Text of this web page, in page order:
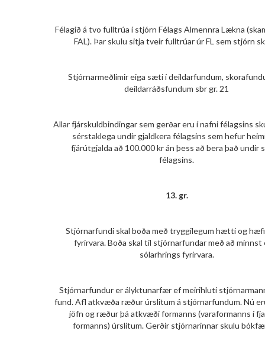
Félagið á tvo fulltrúa í stjórn Félags Almennra Lækna
FAL). Þar skulu sitja tveir fulltrúar úr FL sem stjórn
Stjórnarmeðlimir eiga sæti í deildarfundum,
deildarráðsfundum sbr gr. 21
Allar fjárskuldbindingar sem gerðar eru í nafni félagsins
sérstaklega undir gjaldkera félagsins sem hefur
fjárútgjalda að 100.000 kr án þess að bera það undir
félagsins.
13. gr.
Stjórnarfundi skal boða með tryggilegum hætti og
fyrirvara. Boða skal til stjórnarfundar með að minnst
sólarhrings fyrirvara.
Stjórnarfundur er ályktunarfær ef meirihluti
fund. Afl atkvæða ræður úrslitum á stjórnarfundum. Nú
jöfn og ræður þá atkvæði formanns (varaformanns í
formanns) úrslitum. Gerðir stjórnarinnar skulu